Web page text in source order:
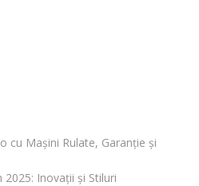
cu Mașini Rulate, Garanție și
Inovații și Stiluri